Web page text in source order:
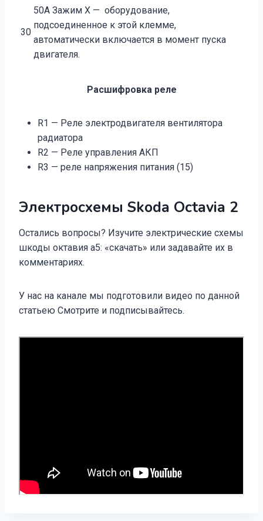
30
50А Зажим X — оборудование,
подсоединенное к этой клемме,
автоматически включается в момент пуска
двигателя.
Расшифровка реле
R1 — Реле электродвигателя вентилятора
радиатора
R2 — Реле управления АКП
R3 — реле напряжения питания (15)
Электросхемы Skoda Octavia 2
Остались вопросы? Изучите электрические схемы
шкоды октавия а5: «скачать» или задавайте их в
комментариях.
У нас на канале мы подготовили видео по данной
статьею Смотрите и подписывайтесь.